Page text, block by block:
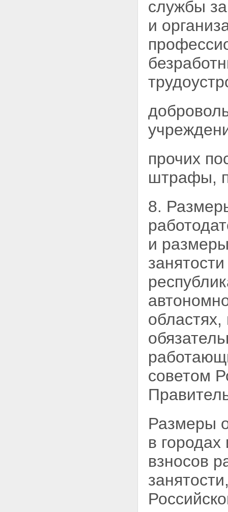
службы
и
прочих
штрафы,
8.
и
советом
Размеры
в городах
взносов